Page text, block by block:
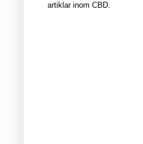
artiklar inom CBD.